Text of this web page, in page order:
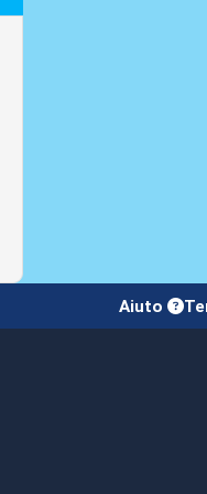
Aiuto